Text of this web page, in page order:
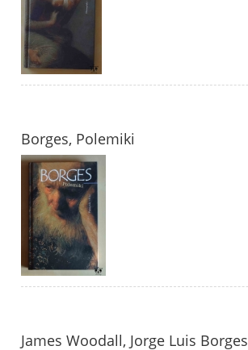
Borges, Polemiki
James Woodall, Jorge Luis Borges